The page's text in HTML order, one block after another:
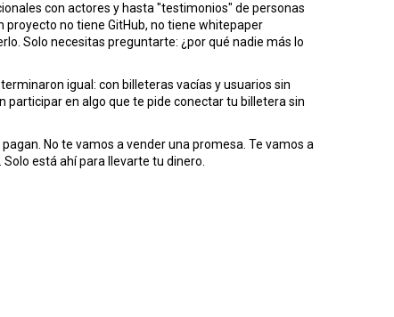
con actores y hasta "testimonios" de personas
proyecto no tiene GitHub, no tiene whitepaper
Solo necesitas preguntarte: ¿por qué nadie más lo
igual: con billeteras vacías y usuarios sin
participar en algo que te pide conectar tu billetera sin
No te vamos a vender una promesa. Te vamos a
está ahí para llevarte tu dinero.